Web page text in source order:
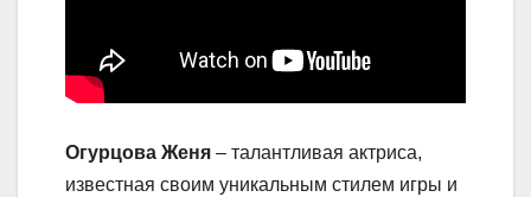
Огурцова Женя – талантливая актриса,
известная своим уникальным стилем игры и